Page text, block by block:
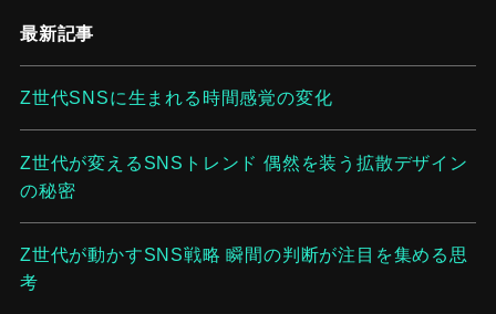
最新記事
Z世代SNSに生まれる時間感覚の変化
Z世代が変えるSNSトレンド 偶然を装う拡散デザイン
の秘密
Z世代が動かすSNS戦略 瞬間の判断が注目を集める思
考